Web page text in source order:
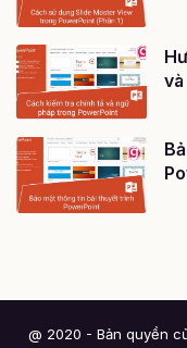
@ 2020 - Bản quyền